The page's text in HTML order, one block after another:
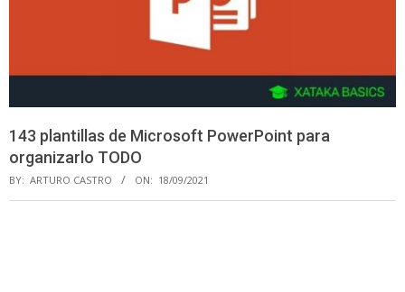
143 plantillas de Microsoft PowerPoint para
organizarlo TODO
BY: ARTURO CASTRO ON: 18/09/2021